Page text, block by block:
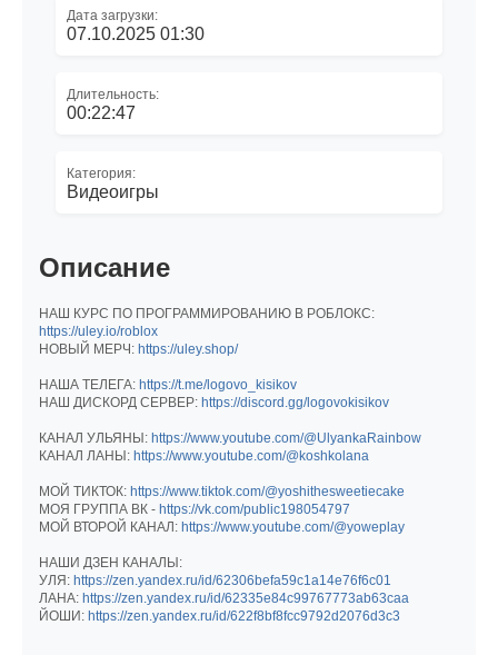
Дата загрузки:
07.10.2025 01:30
Длительность:
00:22:47
Категория:
Видеоигры
Описание
НАШ КУРС ПО ПРОГРАММИРОВАНИЮ В РОБЛОКС:
https://uley.io/roblox
НОВЫЙ МЕРЧ: https://uley.shop/
НАША ТЕЛЕГА: https://t.me/logovo_kisikov
НАШ ДИСКОРД СЕРВЕР: https://discord.gg/logovokisikov
КАНАЛ УЛЬЯНЫ: https://www.youtube.com/@UlyankaRainbow
КАНАЛ ЛАНЫ: https://www.youtube.com/@koshkolana
МОЙ ТИКТОК: https://www.tiktok.com/@yoshithesweetiecake
МОЯ ГРУППА ВК - https://vk.com/public198054797
МОЙ ВТОРОЙ КАНАЛ: https://www.youtube.com/@yoweplay
НАШИ ДЗЕН КАНАЛЫ:
УЛЯ: https://zen.yandex.ru/id/62306befa59c1a14e76f6c01
ЛАНА: https://zen.yandex.ru/id/62335e84c99767773ab63caa
ЙОШИ: https://zen.yandex.ru/id/622f8bf8fcc9792d2076d3c3